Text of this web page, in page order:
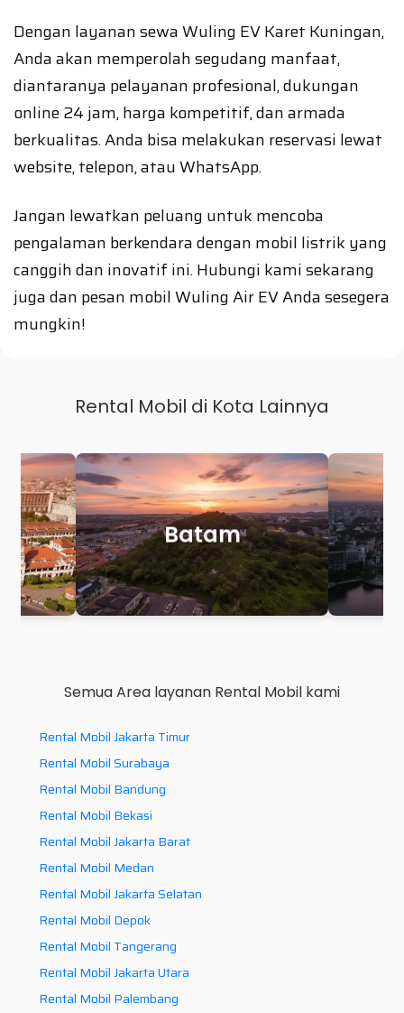
Dengan layanan sewa Wuling EV Karet Kuningan,
Anda akan memperolah segudang manfaat,
diantaranya pelayanan profesional, dukungan
online 24 jam, harga kompetitif, dan armada
berkualitas. Anda bisa melakukan reservasi lewat
website, telepon, atau WhatsApp.
Jangan lewatkan peluang untuk mencoba
pengalaman berkendara dengan mobil listrik yang
canggih dan inovatif ini. Hubungi kami sekarang
juga dan pesan mobil Wuling Air EV Anda sesegera
mungkin!
Rental Mobil di Kota Lainnya
Batam
Semua Area layanan Rental Mobil kami
Rental Mobil Jakarta Timur
Rental Mobil Surabaya
Rental Mobil Bandung
Rental Mobil Bekasi
Rental Mobil Jakarta Barat
Rental Mobil Medan
Rental Mobil Jakarta Selatan
Rental Mobil Depok
Rental Mobil Tangerang
Rental Mobil Jakarta Utara
Rental Mobil Palembang